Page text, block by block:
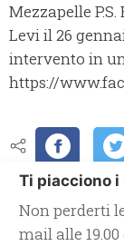
Mezzapelle
Levi il 26
intervento in
https://
Ti piacciono
Non perderti
mail alle